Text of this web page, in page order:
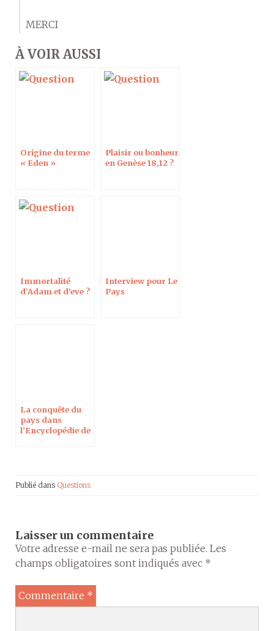
MERCI
À VOIR AUSSI
Origine du terme
« Eden »
Plaisir ou bonheur
en Genèse 18,12 ?
Immortalité
d’Adam et d’eve ?
Interview pour Le
Pays
La conquête du
pays dans
l’Encyclopédie de
Publié dans Questions
Laisser un commentaire
Votre adresse e-mail ne sera pas publiée. Les
champs obligatoires sont indiqués avec *
Commentaire *